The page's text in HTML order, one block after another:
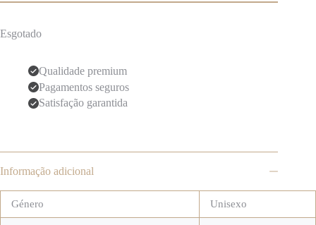
Esgotado
Qualidade premium
Pagamentos seguros
Satisfação garantida
Informação adicional
Género Unisexo